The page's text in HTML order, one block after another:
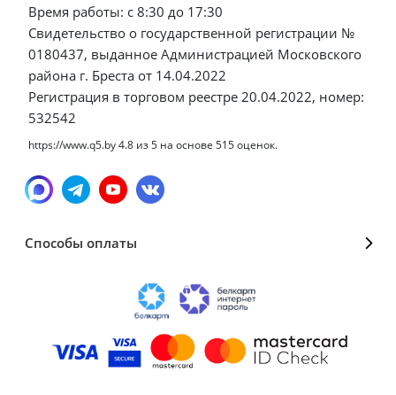
Время работы: с 8:30 до 17:30
Свидетельство о государственной регистрации №
0180437, выданное Администрацией Московского
района г. Бреста от 14.04.2022
Регистрация в торговом реестре 20.04.2022, номер:
532542
https://www.q5.by4.8 из5 на основе 515оценок.
Способы оплаты